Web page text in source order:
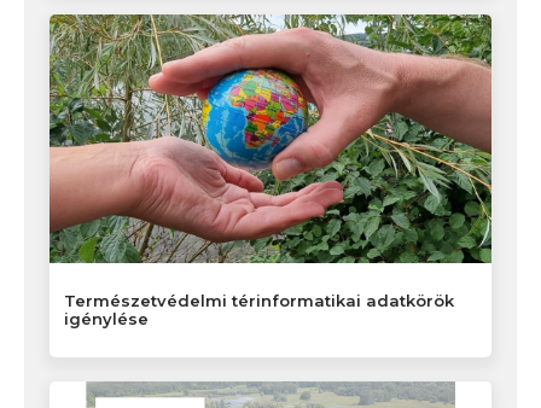
Természetvédelmi térinformatikai adatkörök
igénylése